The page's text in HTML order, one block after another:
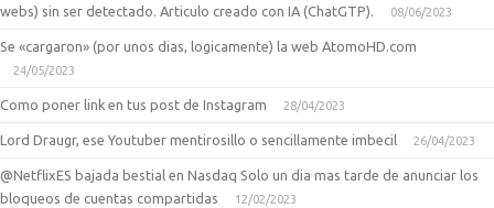
webs) sin ser detectado. Articulo creado con IA (ChatGTP).
08/06/2023
Se «cargaron» (por unos dias, logicamente) la web AtomoHD.com
24/05/2023
Como poner link en tus post de Instagram 28/04/2023
Lord Draugr, ese Youtuber mentirosillo o sencillamente imbecil 26/04/2023
@NetflixES bajada bestial en Nasdaq Solo un dia mas tarde de anunciar los
bloqueos de cuentas compartidas
12/02/2023